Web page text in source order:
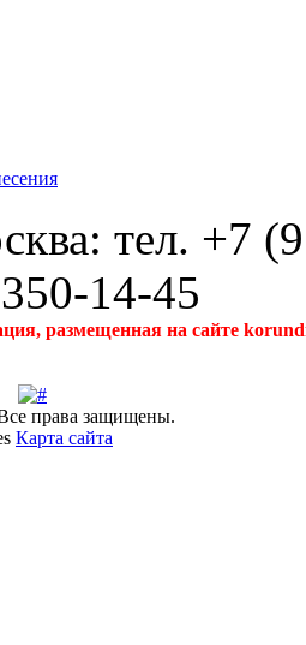
тел. +7
14-45
, размещенная на сайте
права защищены.
Карта сайта